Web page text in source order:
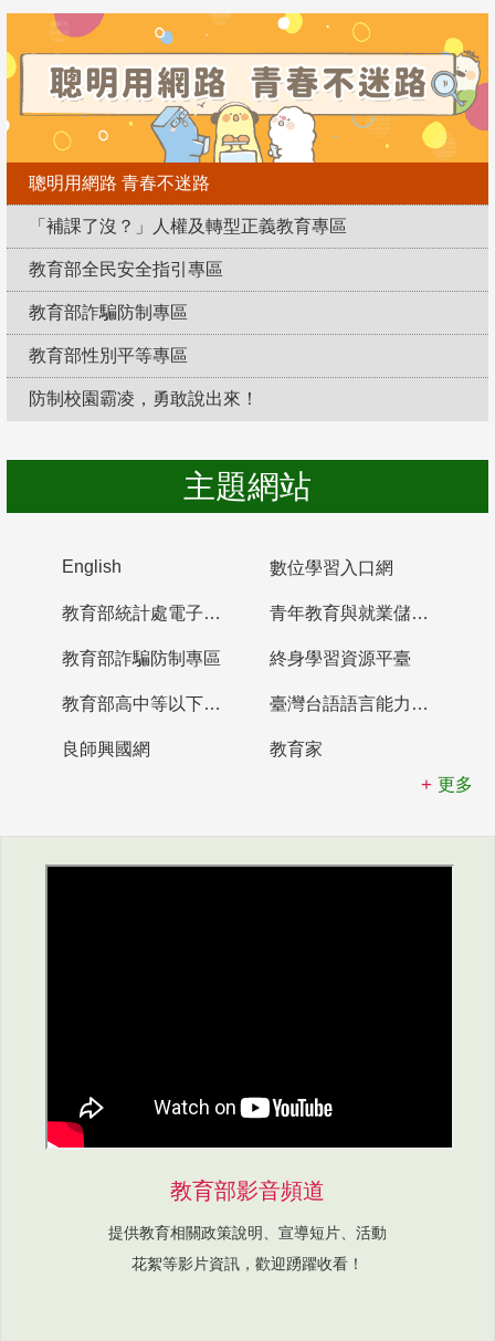
聰明用網路 青春不迷路
「補課了沒？」人權及轉型正義教育專區
教育部全民安全指引專區
教育部詐騙防制專區
教育部性別平等專區
防制校園霸凌，勇敢說出來！
主題網站
English 數位學習入口網
教育部統計處電子書櫃 青年教育與就業儲蓄帳戶
教育部詐騙防制專區 終身學習資源平臺
教育部高中等以下學校及幼兒園教師資格檢定考試 臺灣台語語言能力認證網站
良師興國網
教育家
更多
教育部影音頻道
提供教育相關政策說明、宣導短片、活動
花絮等影片資訊，歡迎踴躍收看！